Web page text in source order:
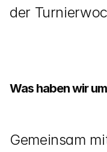
der
Was haben wir
Gemeinsam